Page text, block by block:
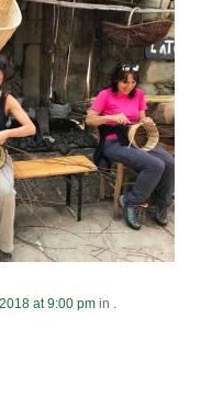
2018 at9:00 pm in .